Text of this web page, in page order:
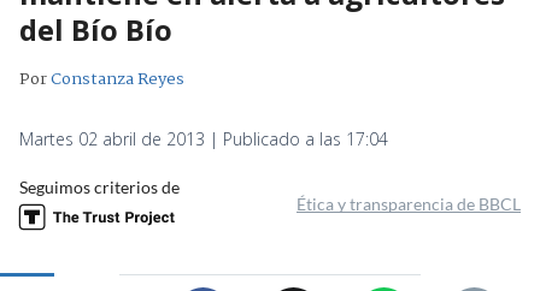
del Bío Bío
PorConstanza Reyes
Martes 02 abril de 2013 | Publicado a las 17:04
Seguimos criterios de
Ética y transparencia de BBCL